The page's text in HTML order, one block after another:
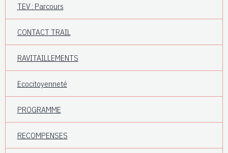
TEV : Parcours
CONTACT TRAIL
RAVITAILLEMENTS
Ecocitoyenneté
PROGRAMME
RECOMPENSES